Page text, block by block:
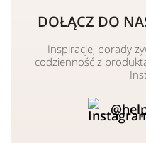
DOŁĄCZ DO
Inspiracje, porady
codzienność z